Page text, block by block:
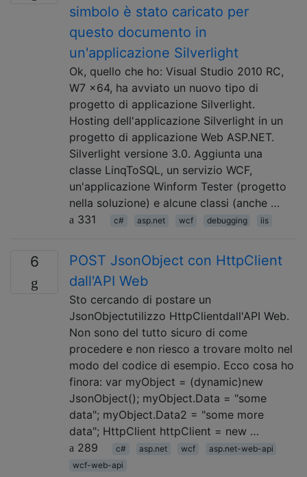
simbolo è stato caricato per
questo documento in
un'applicazione Silverlight
Ok, quello che ho: Visual Studio 2010 RC,
W7 x64, ha avviato un nuovo tipo di
progetto di applicazione Silverlight.
Hosting dell'applicazione Silverlight in un
progetto di applicazione Web ASP.NET.
Silverlight versione 3.0. Aggiunta una
classe LinqToSQL, un servizio WCF,
un'applicazione Winform Tester (progetto
nella soluzione) e alcune classi (anche …
331
c# asp.net wcf debugging iis
6
POST JsonObject con HttpClient
dall'API Web
Sto cercando di postare un
JsonObjectutilizzo HttpClientdall'API Web.
Non sono del tutto sicuro di come
procedere e non riesco a trovare molto nel
modo del codice di esempio. Ecco cosa ho
finora: var myObject = (dynamic)new
JsonObject(); myObject.Data = "some
data"; myObject.Data2 = "some more
data"; HttpClient httpClient = new …
289
c# asp.net wcf
asp.net-web-api
wcf-web-api